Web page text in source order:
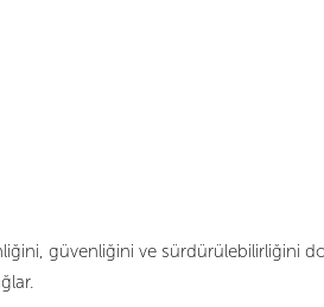
güvenliğini ve sürdürülebilirliğini